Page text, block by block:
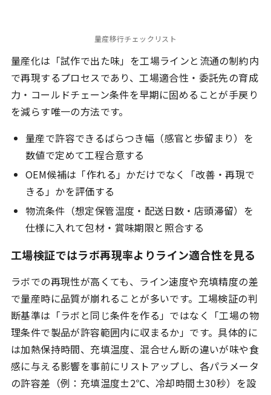
量産移行チェックリスト
量産化は「試作で出た味」を工場ラインと流通の制約内
で再現するプロセスであり、工場適合性・委託先の育成
力・コールドチェーン条件を早期に固めることが手戻り
を減らす唯一の方法です。
量産で許容できるばらつき幅（感官と歩留まり）を
数値で定めて工程合意する
OEM候補は「作れる」かだけでなく「改善・再現で
きる」かを評価する
物流条件（想定保管温度・配送日数・店頭滞留）を
仕様に入れて包材・賞味期限と照合する
工場検証ではラボ再現率よりライン適合性を見る
ラボでの再現性が高くても、ライン速度や充填精度の差
で量産時に品質が崩れることが多いです。工場検証の判
断基準は「ラボと同じ条件を作る」ではなく「工場の物
理条件で製品が許容範囲内に収まるか」です。具体的に
は加熱保持時間、充填温度、混合せん断の違いが味や食
感に与える影響を事前にリストアップし、各パラメータ
の許容差（例：充填温度±2℃、冷却時間±30秒）を設